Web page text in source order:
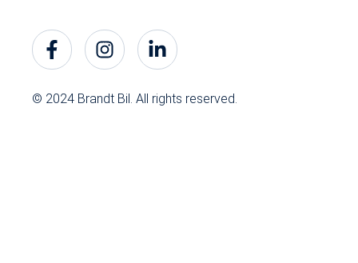
© 2024 Brandt Bil. All rights reserved.